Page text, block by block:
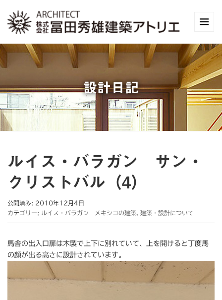
設計日記
ルイス・バラガン サン・
クリストバル（4）
公開済み: 2010年12月4日
カテゴリー: ルイス・バラガン メキシコの建築 建築・設計について
馬舎の出入口扉は木製で上下に別れていて、上を開けると丁度馬
の顔が出る高さに設計されています。